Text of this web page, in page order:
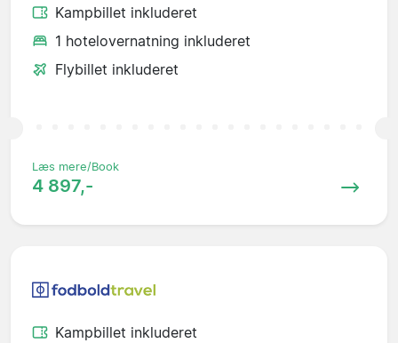
Kampbillet inkluderet
1 hotelovernatning inkluderet
Flybillet inkluderet
Læs mere/Book
4 897,-
Kampbillet inkluderet